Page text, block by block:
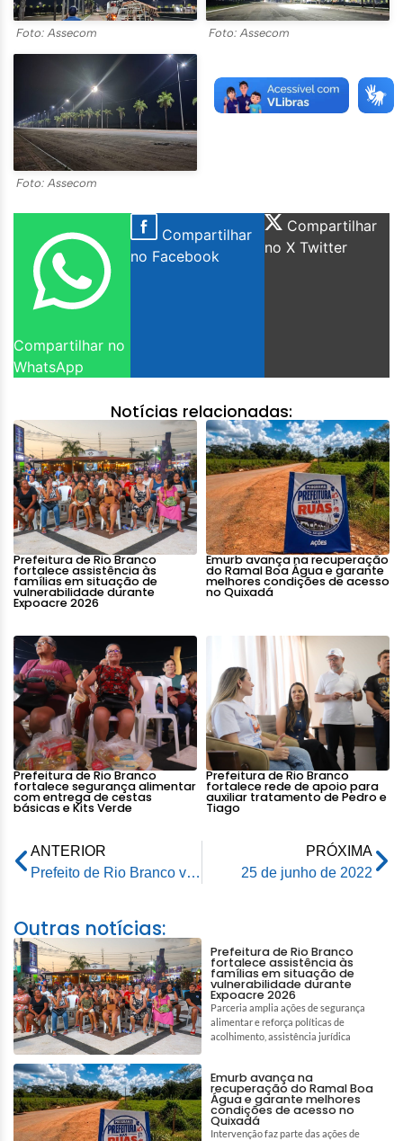
Foto: Assecom Foto: Assecom
Foto: Assecom
Compartilhar no
WhatsApp
Compartilhar
no Facebook
Compartilhar
no X Twitter
Notícias relacionadas:
Prefeitura de Rio Branco
fortalece assistência às
famílias em situação de
vulnerabilidade durante
Expoacre 2026
Emurb avança na recuperação
do Ramal Boa Água e garante
melhores condições de acesso
no Quixadá
Prefeitura de Rio Branco
fortalece segurança alimentar
com entrega de cestas
básicas e Kits Verde
Prefeitura de Rio Branco
fortalece rede de apoio para
auxiliar tratamento de Pedro e
Tiago
ANTERIOR
Prefeito de Rio Branco visita Bispo Mauro Souza da Igreja Universal do Reino de Deus que ora e abençoa a gestão de Tião Bocalom
PRÓXIMA
25 de junho de 2022
Outras notícias:
Prefeitura de Rio Branco
fortalece assistência às
famílias em situação de
vulnerabilidade durante
Expoacre 2026
Parceria amplia ações de segurança
alimentar e reforça políticas de
acolhimento, assistência jurídica
Emurb avança na
recuperação do Ramal Boa
Água e garante melhores
condições de acesso no
Quixadá
Intervenção faz parte das ações de